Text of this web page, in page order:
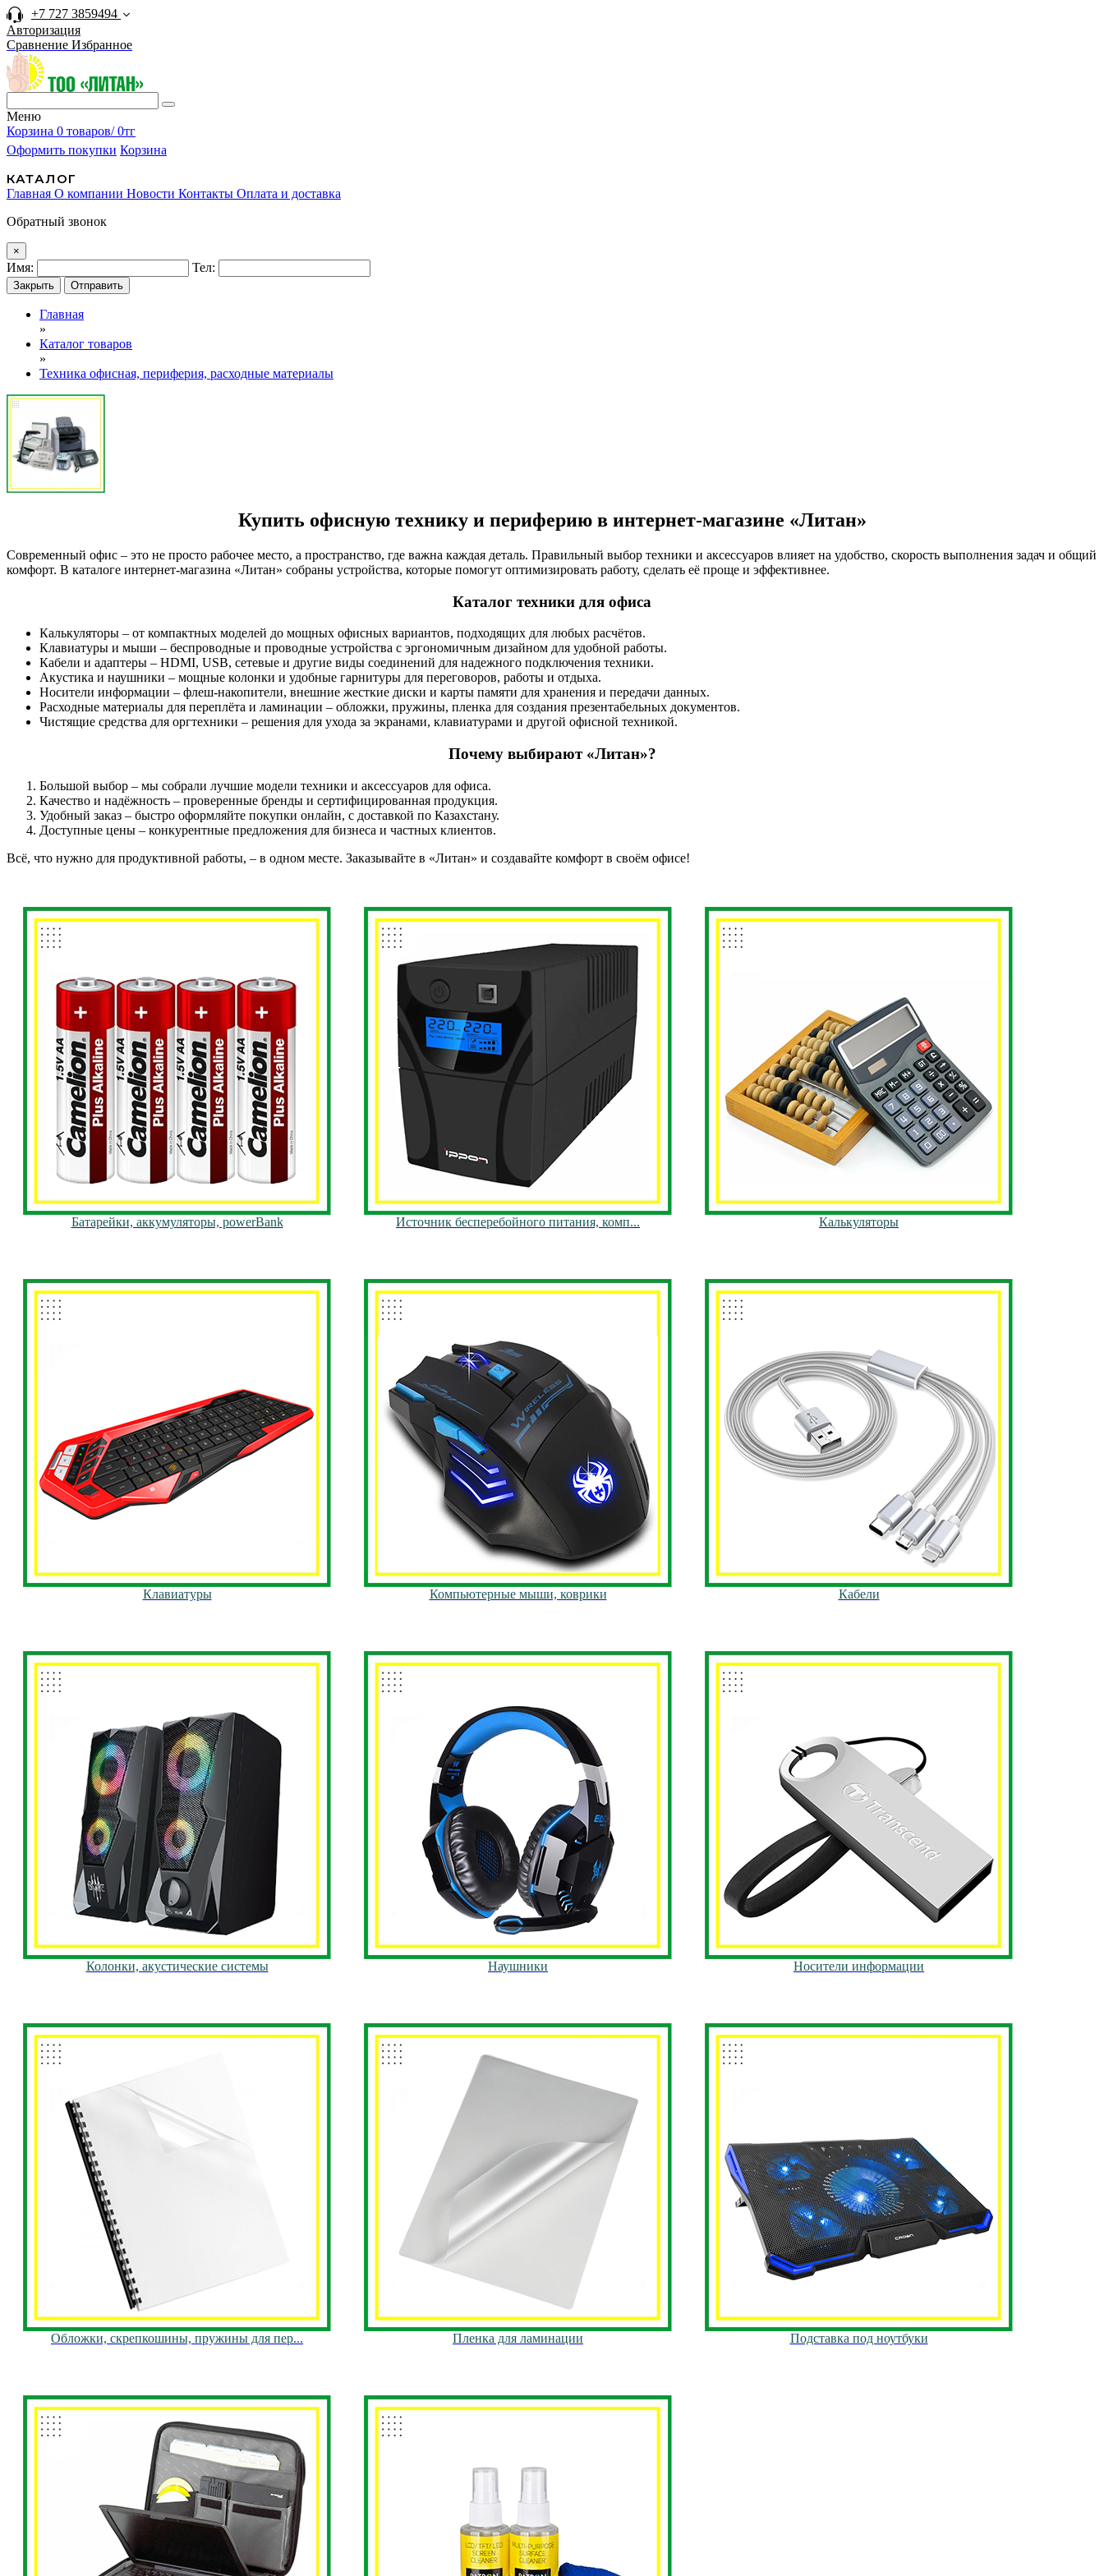
+7 727 3859494
Авторизация
Сравнение Избранное
Меню
Корзина 0 товаров/ 0тг
Оформить покупки Корзина
КАТАЛОГ
Главная О компании Новости Контакты Оплата и доставка
Обратный звонок
×
Имя: Тел:
Закрыть Отправить
Главная
»
Каталог товаров
»
Техника офисная, периферия, расходные материалы
Купить офисную технику и периферию в интернет-магазине «Литан»
Современный офис – это не просто рабочее место, а пространство, где важна каждая деталь. Правильный выбор техники и аксессуаров влияет на удобство, скорость выполнения задач и общий
комфорт. В каталоге интернет-магазина «Литан» собраны устройства, которые помогут оптимизировать работу, сделать её проще и эффективнее.
Каталог техники для офиса
Калькуляторы – от компактных моделей до мощных офисных вариантов, подходящих для любых расчётов.
Клавиатуры и мыши – беспроводные и проводные устройства с эргономичным дизайном для удобной работы.
Кабели и адаптеры – HDMI, USB, сетевые и другие виды соединений для надежного подключения техники.
Акустика и наушники – мощные колонки и удобные гарнитуры для переговоров, работы и отдыха.
Носители информации – флеш-накопители, внешние жесткие диски и карты памяти для хранения и передачи данных.
Расходные материалы для переплёта и ламинации – обложки, пружины, пленка для создания презентабельных документов.
Чистящие средства для оргтехники – решения для ухода за экранами, клавиатурами и другой офисной техникой.
Почему выбирают «Литан»?
Большой выбор – мы собрали лучшие модели техники и аксессуаров для офиса.
Качество и надёжность – проверенные бренды и сертифицированная продукция.
Удобный заказ – быстро оформляйте покупки онлайн, с доставкой по Казахстану.
Доступные цены – конкурентные предложения для бизнеса и частных клиентов.
Всё, что нужно для продуктивной работы, – в одном месте. Заказывайте в «Литан» и создавайте комфорт в своём офисе!
Батарейки, аккумуляторы, powerBank Источник бесперебойного питания, комп... Калькуляторы
Клавиатуры Компьютерные мыши, коврики Кабели
Колонки, акустические системы Наушники Носители информации
Обложки, скрепкошины, пружины для пер... Пленка для ламинации Подставка под ноутбуки